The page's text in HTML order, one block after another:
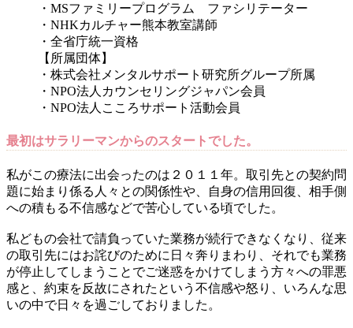
・MSファミリープログラム ファシリテーター
・NHKカルチャー熊本教室講師
・全省庁統一資格
【所属団体】
・株式会社メンタルサポート研究所グループ所属
・NPO法人カウンセリングジャパン会員
・NPO法人こころサポート活動会員
最初はサラリーマンからのスタートでした。
私がこの療法に出会ったのは２０１１年。取引先との契約問
題に始まり係る人々との関係性や、自身の信用回復、相手側
への積もる不信感などで苦心している頃でした。
私どもの会社で請負っていた業務が続行できなくなり、従来
の取引先にはお詫びのために日々奔りまわり、それでも業務
が停止してしまうことでご迷惑をかけてしまう方々への罪悪
感と、約束を反故にされたという不信感や怒り、いろんな思
いの中で日々を過ごしておりました。